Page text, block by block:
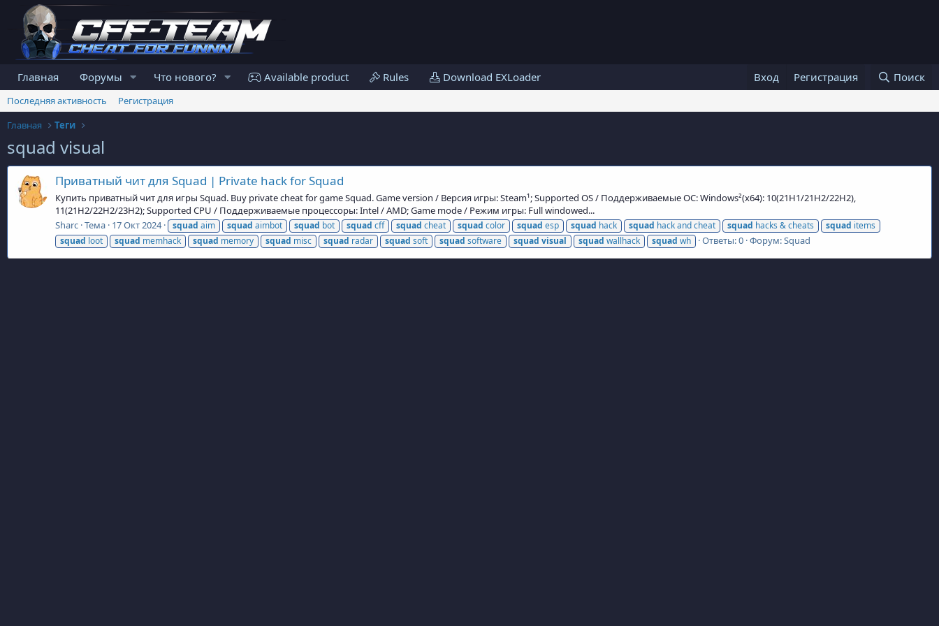
Главная Форумы Что нового? Available product Rules Download EXLoader Вход Регистрация Поиск
Последняя активность
Регистрация
Главная
Теги
squad visual
Приватный чит для Squad | Private hack for Squad
Купить приватный чит для игры Squad. Buy private cheat for game Squad. Game version / Версия игры: Steam¹; Supported OS / Поддерживаемые ОС: Windows²(x64): 10(21H1/21H2/22H2),
11(21H2/22H2/23H2); Supported CPU / Поддерживаемые процессоры: Intel / AMD; Game mode / Режим игры: Full windowed...
Sharc Тема 17 Окт 2024 squad aim squad aimbot squad bot squad cff squad cheat squad color squad esp squad hack squad hack and cheat squad hacks & cheats squad items
squad loot squad memhack squad memory squad misc squad radar squad soft squad software squad visual squad wallhack squad wh Ответы: 0 Форум:Squad